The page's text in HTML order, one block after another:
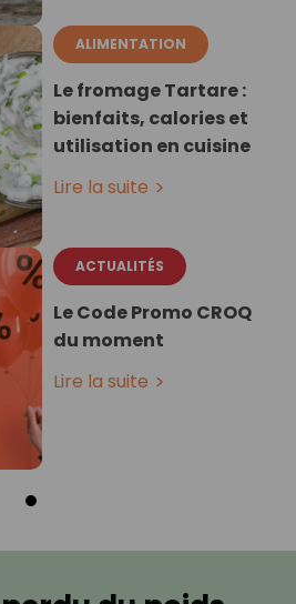
ALIMENTATION
Le fromage Tartare :
bienfaits, calories et
utilisation en cuisine
Lire la suite
ACTUALITÉS
Le Code Promo CROQ
du moment
Lire la suite